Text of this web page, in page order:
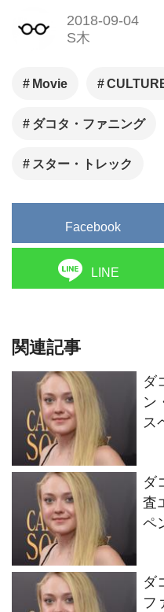
2018-09-04
S木
Movie
ダコタ・ファニング
スター・トレック
Facebook
LINE
関連記事
ダ
ン
ス
ダ
査
ペ
ダ
フ